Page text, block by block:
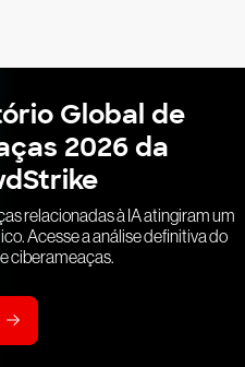
Global de
2026 da
relacionadas à IA atingiram um
Acesse a análise definitiva do
ciberameaças.